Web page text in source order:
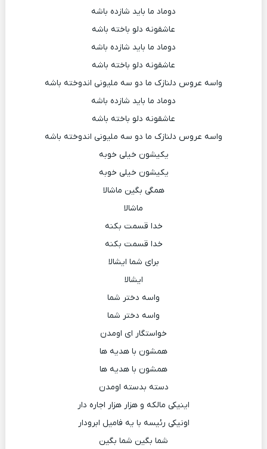
دوماد ما باید شازده باشه
عاشقونه دلو باخته باشه
دوماد ما باید شازده باشه
عاشقونه دلو باخته باشه
واسه عروس دلنازک ما دو سه ملیونی اندوخته باشه
دوماد ما باید شازده باشه
عاشقونه دلو باخته باشه
واسه عروس دلنازک ما دو سه ملیونی اندوخته باشه
یکیشون خیلی خوبه
یکیشون خیلی خوبه
همگی بگین ماشالا
ماشالا
خدا قسمت بکنه
خدا قسمت بکنه
برای شما ایشالا
ایشالا
واسه دختر شما
واسه دختر شما
خواستگار ای اومدن
همشون با هدیه ها
همشون با هدیه ها
دسته بدسته اومدن
اینیکی مالکه و هزار هزار اجاره دار
اونیکی رئیسه با یه فامیل ابرودار
شما بگین شما بگین